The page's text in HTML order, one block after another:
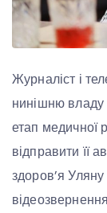
Журналіст і
нинішню владу
етап медичної
відправити її
здоров’я